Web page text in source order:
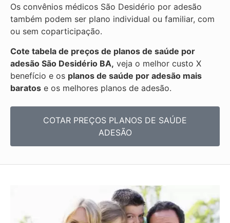
Os convênios médicos São Desidério por adesão
também podem ser plano individual ou familiar, com
ou sem coparticipação.
Cote tabela de preços de planos de saúde por
adesão São Desidério BA, veja o melhor custo X
benefício e os planos de saúde por adesão mais
baratos e os melhores planos de adesão.
COTAR PREÇOS PLANOS DE SAÚDE
ADESÃO